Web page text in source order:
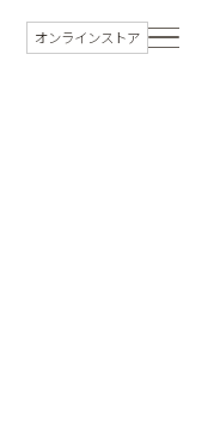
オンラインストア